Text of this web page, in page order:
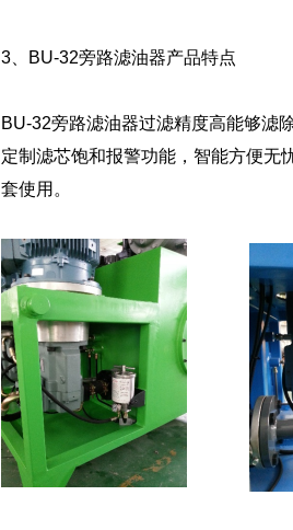
3、BU-32旁路滤油器产品特点
BU-32旁路滤油器过滤精度高能够滤
定制滤芯饱和报警功能，智能方便无
套使用。